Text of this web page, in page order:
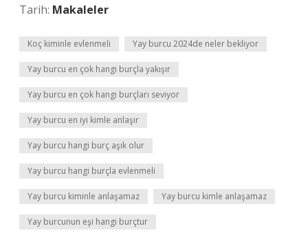
Tarih: Makaleler
Koç kiminle evlenmeli Yay burcu 2024de neler bekliyor
Yay burcu en çok hangi burçla yakışır
Yay burcu en çok hangi burçları seviyor
Yay burcu en iyi kimle anlaşır
Yay burcu hangi burç aşık olur
Yay burcu hangi burçla evlenmeli
Yay burcu kiminle anlaşamaz Yay burcu kimle anlaşamaz
Yay burcunun eşi hangi burçtur